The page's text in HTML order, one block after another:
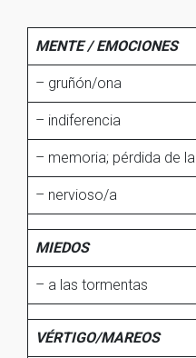
MENTE / EMOCIONES
– gruñón/ona
– indiferencia
– memoria; pérdida de la
– nervioso/a
MIEDOS
– a las tormentas
VÉRTIGO/MAREOS